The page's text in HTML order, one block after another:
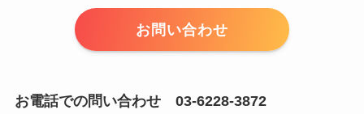
お問い合わせ
お電話での問い合わせ 03-6228-3872